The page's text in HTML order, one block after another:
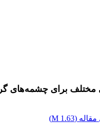
برای چشمه‌های
مقاله (1.63 M
)